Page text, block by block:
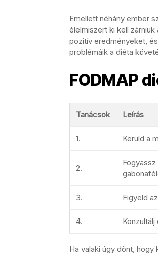
Emellett néhány ember
élelmiszert ki kell
pozitív eredményeket,
problémáik a diéta
FODMAP
Tanácsok Leírás
1. Kerüld a
2.
3. Figyeld
4.
Ha valaki úgy dönt,